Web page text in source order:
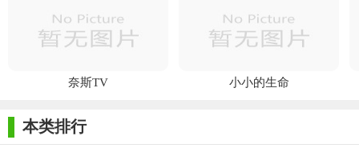
奈斯TV 小小的生命
本类排行